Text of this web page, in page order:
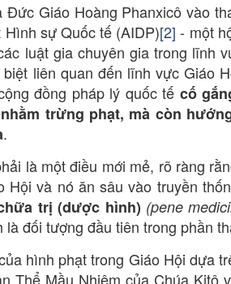
Đức Giáo Hoàng Phanxicô vào
sự Quốc tế (AIDP)[2] - một
luật gia chuyên gia trong lĩnh
liên quan đến lĩnh vực Giáo
đồng pháp lý quốc tế cố
trừng phạt, mà còn
.
là một điều mới mẻ, rõ ràng
Hội và nó ăn sâu vào truyền
trị (dược hình) (pene
là đối tượng đầu tiên trong phần
hình phạt trong Giáo Hội dựa
Thể Mầu Nhiệm của Chúa